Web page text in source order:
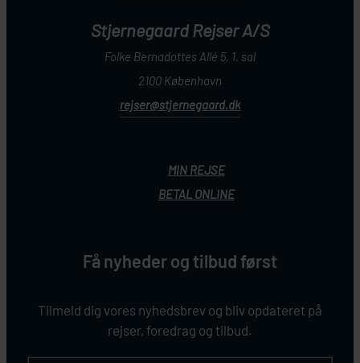
Stjernegaard Rejser A/S
Folke Bernadottes Allé 5, 1. sal
2100 København
rejser@stjernegaard.dk
MIN REJSE
BETAL ONLINE
Få nyheder og tilbud først
Tilmeld dig vores nyhedsbrev og bliv opdateret på
rejser, foredrag og tilbud.